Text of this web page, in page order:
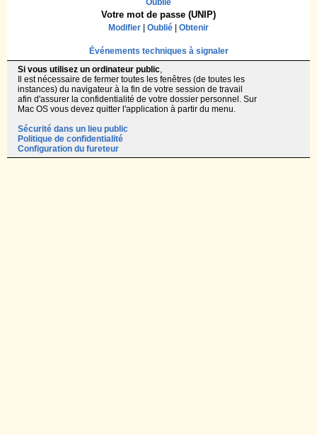
Oublié
Votre mot de passe (UNIP)
Modifier Oublié Obtenir
Événements techniques à signaler
Si vous utilisez un ordinateur public,
Il est nécessaire de fermer toutes les fenêtres (de toutes les
instances) du navigateur à la fin de votre session de travail
afin d'assurer la confidentialité de votre dossier personnel. Sur
Mac OS vous devez quitter l'application à partir du menu.
Sécurité dans un lieu public
Politique de confidentialité
Configuration du fureteur